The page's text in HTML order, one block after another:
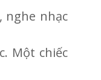
nghe nhạc
Một chiếc